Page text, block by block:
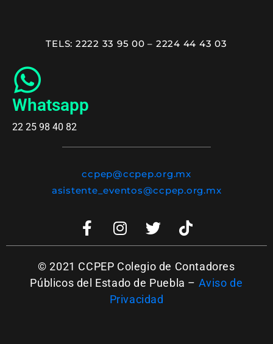
TELS: 2222 33 95 00 – 2224 44 43 03
Whatsapp
22 25 98 40 82
ccpep@ccpep.org.mx
asistente_eventos@ccpep.org.mx
© 2021 CCPEP Colegio de Contadores
Públicos del Estado de Puebla – Aviso de
Privacidad